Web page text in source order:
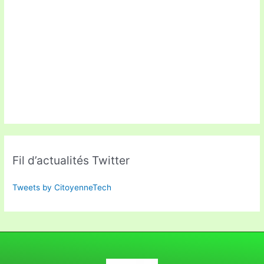
Fil d’actualités Twitter
Tweets by CitoyenneTech